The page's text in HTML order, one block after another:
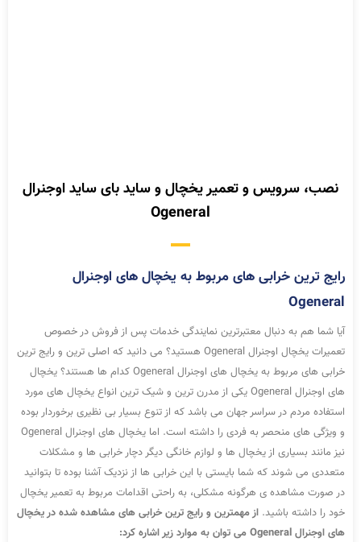
نصب، سرویس و تعمیر یخچال و ساید بای ساید اوجنرال
Ogeneral
رایج ترین خرابی های مربوط به یخچال های اوجنرال
Ogeneral
آیا شما هم به دنبال معتبرترین نمایندگی خدمات پس از فروش در خصوص
تعمیرات یخچال اوجنرال Ogeneral هستید؟ می دانید که اصلی ترین و رایج ترین
خرابی های مربوط به یخچال های اوجنرال Ogeneral کدام ها هستند؟ یخچال
های اوجنرال Ogeneral یکی از مدرن ترین و شیک ترین انواع یخچال های مورد
استفاده مردم در سراسر جهان می باشد که از تنوع بسیار بی نظیری برخوردار بوده
و ویژگی های منحصر به فردی را داشته است. اما یخچال های اوجنرال Ogeneral
نیز مانند بسیاری از یخچال ها و لوازم خانگی دیگر دچار خرابی ها و مشکلات
متعددی می شوند که شما بایستی با این خرابی ها از نزدیک آشنا بوده تا بتوانید
در صورت مشاهده ی هرگونه مشکلی، به راحتی اقدامات مربوط به تعمیر یخچال
خود را داشته باشید. از مهمترین و رایج ترین خرابی های مشاهده شده در یخچال
های اوجنرال Ogeneral می توان به موارد زیر اشاره کرد: